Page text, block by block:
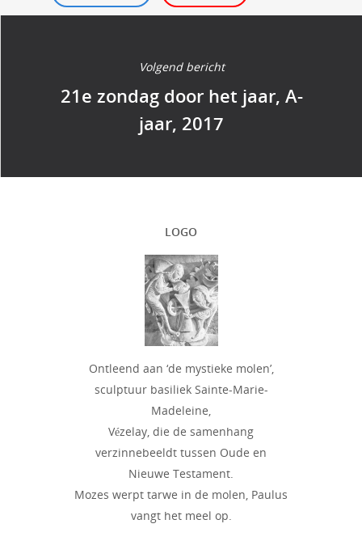
Volgend bericht
21e zondag door het jaar, A-
jaar, 2017
LOGO
Ontleend aan ‘de mystieke molen’,
sculptuur basiliek Sainte-Marie-
Madeleine,
Vézelay, die de samenhang
verzinnebeeldt tussen Oude en
Nieuwe Testament.
Mozes werpt tarwe in de molen, Paulus
vangt het meel op.